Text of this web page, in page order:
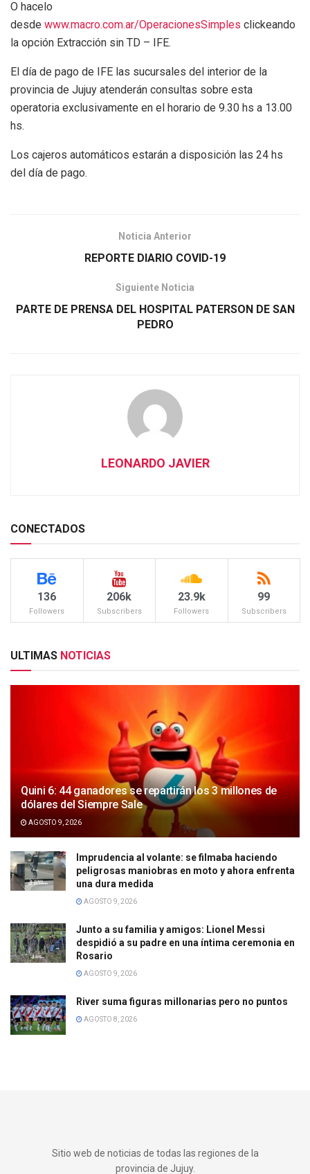
O hacelo
desde www.macro.com.ar/OperacionesSimples clickeando
la opción Extracción sin TD – IFE.
El día de pago de IFE las sucursales del interior de la
provincia de Jujuy atenderán consultas sobre esta
operatoria exclusivamente en el horario de 9.30 hs a 13.00
hs.
Los cajeros automáticos estarán a disposición las 24 hs
del día de pago.
Noticia Anterior
REPORTE DIARIO COVID-19
Siguiente Noticia
PARTE DE PRENSA DEL HOSPITAL PATERSON DE SAN
PEDRO
LEONARDO JAVIER
CONECTADOS
136
Followers
206k
Subscribers
23.9k
Followers
99
Subscribers
ULTIMAS NOTICIAS
Quini 6: 44 ganadores se repartirán los 3 millones de
dólares del Siempre Sale
AGOSTO 9, 2026
Imprudencia al volante: se filmaba haciendo
peligrosas maniobras en moto y ahora enfrenta
una dura medida
AGOSTO 9, 2026
Junto a su familia y amigos: Lionel Messi
despidió a su padre en una íntima ceremonia en
Rosario
AGOSTO 9, 2026
River suma figuras millonarias pero no puntos
AGOSTO 8, 2026
Sitio web de noticias de todas las regiones de la
provincia de Jujuy.